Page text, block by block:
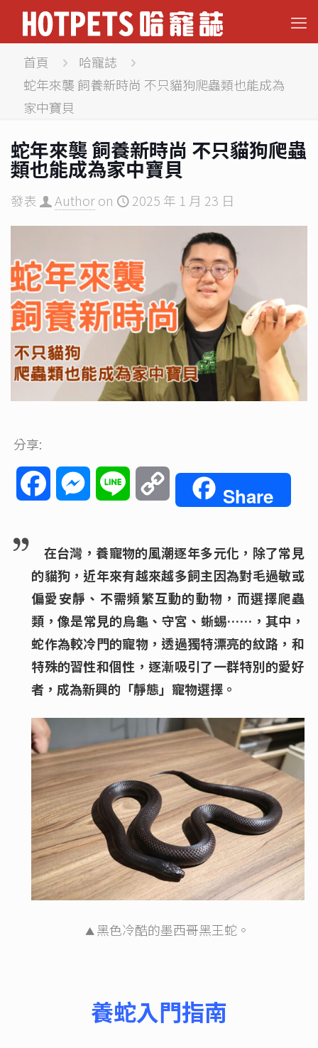
首頁
哈寵誌
蛇年來襲 飼養新時尚 不只貓狗爬蟲類也能成為
家中寶貝
蛇年來襲 飼養新時尚 不只貓狗爬蟲
類也能成為家中寶貝
發表 Authoron 2025 年 1 月 23 日
分享:
FacebookMessenger
Line
Copy
Share
在台灣，養寵物的風潮逐年多元化，除了常見
的貓狗，近年來有越來越多飼主因為對毛過敏或
偏愛安靜、不需頻繁互動的動物，而選擇爬蟲
類，像是常見的烏龜、守宮、蜥蜴……，其中，
蛇作為較冷門的寵物，透過獨特漂亮的紋路，和
特殊的習性和個性，逐漸吸引了一群特別的愛好
者，成為新興的「靜態」寵物選擇。
▲ 黑色冷酷的墨西哥黑王蛇。
養蛇入門指南